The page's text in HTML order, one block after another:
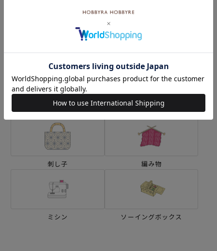
カテゴリーから探す
生地 キット
刺し子 編み物
ミシン ソーイングボックス